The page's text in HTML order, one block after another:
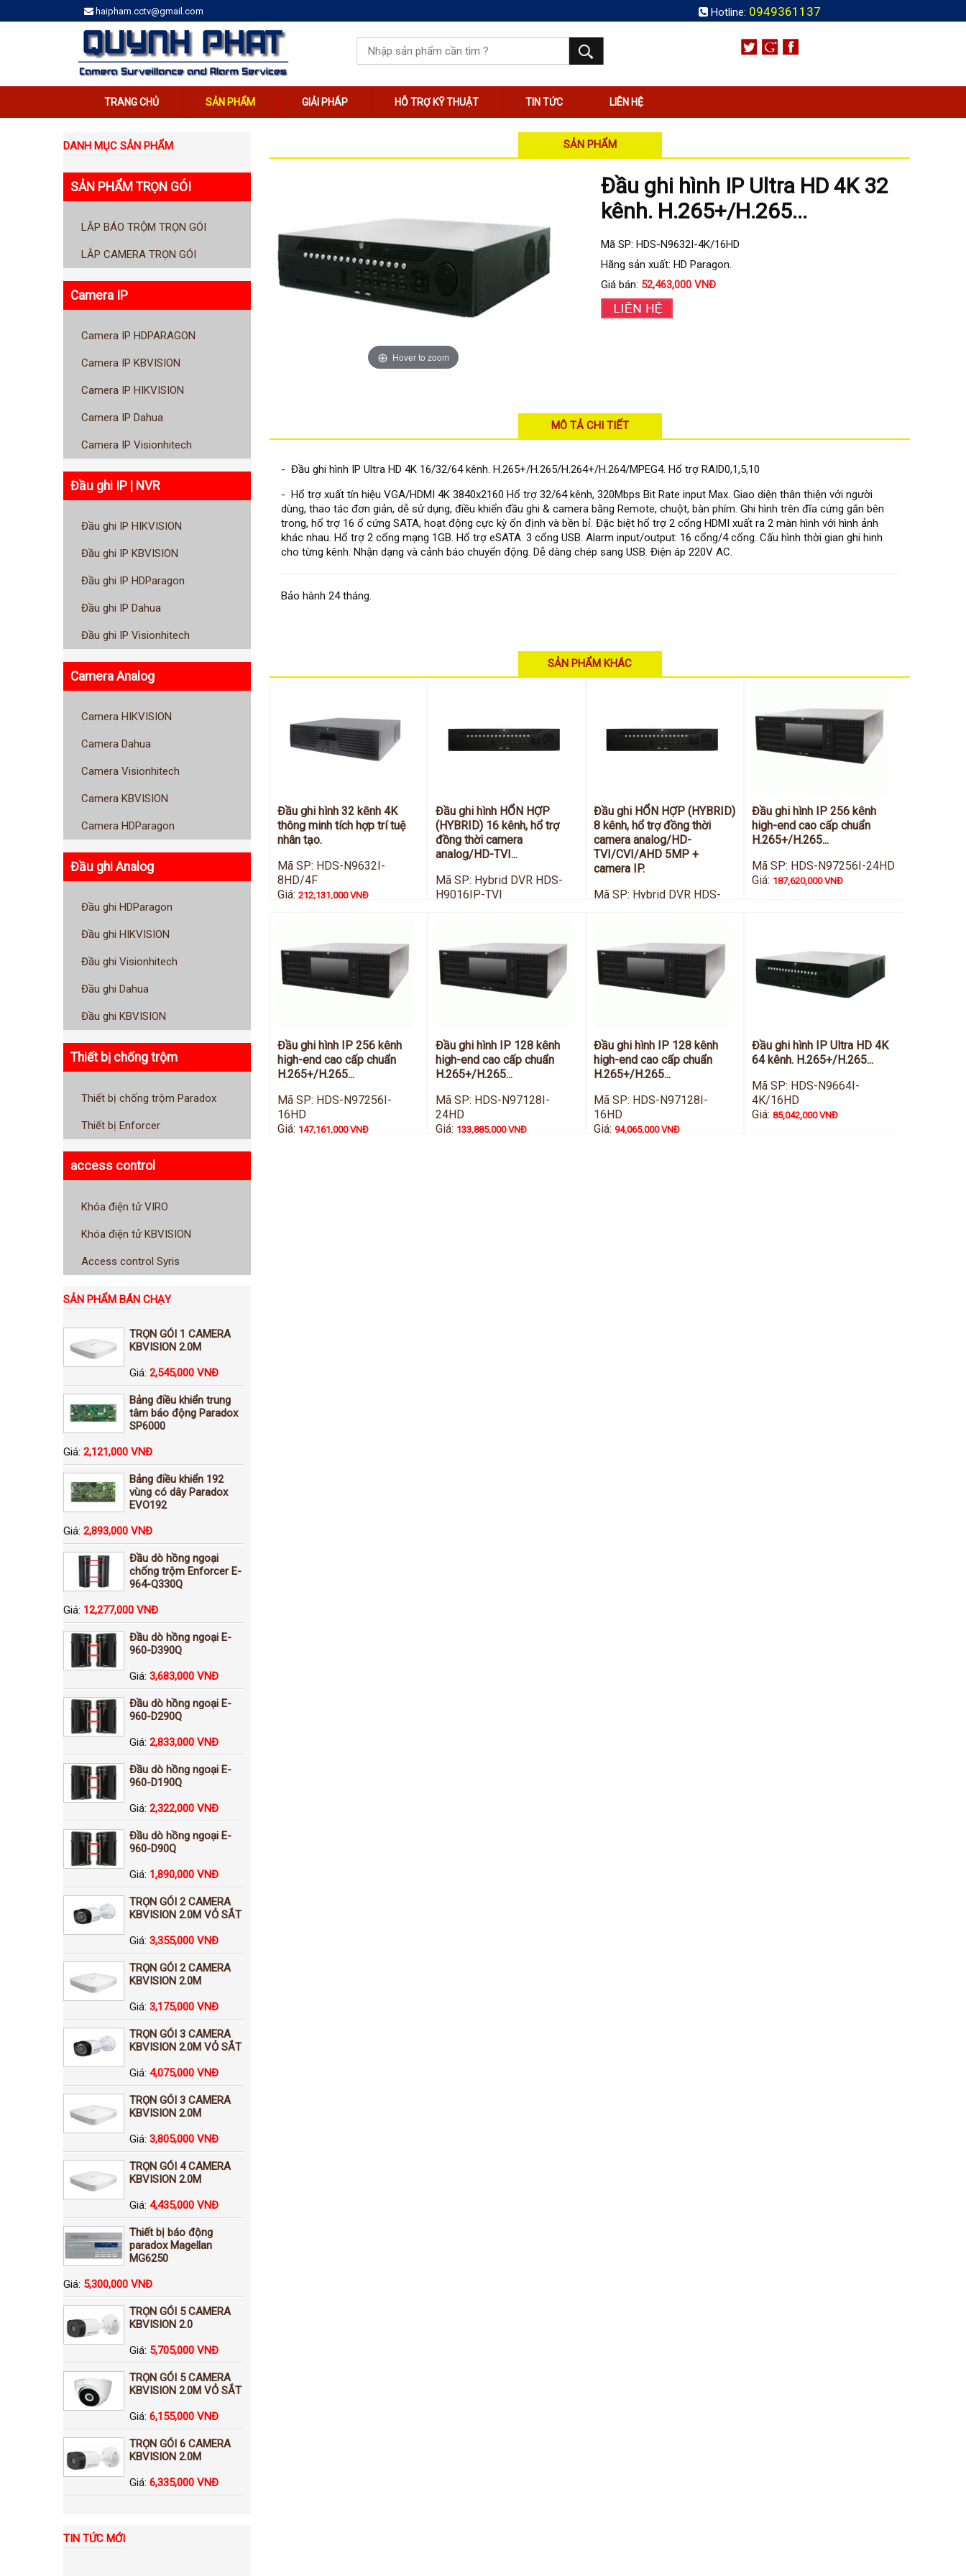
haipham.cctv@gmail.com Hotline: 0949361137
TRANG CHỦ SẢN PHẨM GIẢI PHÁP HỖ TRỢ KỸ THUẬT TIN TỨC LIÊN HỆ
DANH MỤC SẢN PHẨM
SẢN PHẨM TRỌN GÓI
LẮP BÁO TRỘM TRỌN GÓI
LẮP CAMERA TRỌN GÓI
Camera IP
Camera IP HDPARAGON
Camera IP KBVISION
Camera IP HIKVISION
Camera IP Dahua
Camera IP Visionhitech
Đầu ghi IP | NVR
Đầu ghi IP HIKVISION
Đầu ghi IP KBVISION
Đầu ghi IP HDParagon
Đầu ghi IP Dahua
Đầu ghi IP Visionhitech
Camera Analog
Camera HIKVISION
Camera Dahua
Camera Visionhitech
Camera KBVISION
Camera HDParagon
Đầu ghi Analog
Đầu ghi HDParagon
Đầu ghi HIKVISION
Đầu ghi Visionhitech
Đầu ghi Dahua
Đầu ghi KBVISION
Thiết bị chống trộm
Thiết bị chống trộm Paradox
Thiết bị Enforcer
access control
Khóa điện tử VIRO
Khóa điện tử KBVISION
Access control Syris
SẢN PHẨM BÁN CHẠY
TRỌN GÓI 1 CAMERA
KBVISION 2.0M
Giá: 2,545,000 VNĐ
Bảng điều khiển trung
tâm báo động Paradox
SP6000
Giá: 2,121,000 VNĐ
Bảng điều khiển 192
vùng có dây Paradox
EVO192
Giá: 2,893,000 VNĐ
Đầu dò hồng ngoại
chống trộm Enforcer E-
964-Q330Q
Giá: 12,277,000 VNĐ
Đầu dò hồng ngoại E-
960-D390Q
Giá: 3,683,000 VNĐ
Đầu dò hồng ngoại E-
960-D290Q
Giá: 2,833,000 VNĐ
Đầu dò hồng ngoại E-
960-D190Q
Giá: 2,322,000 VNĐ
Đầu dò hồng ngoại E-
960-D90Q
Giá: 1,890,000 VNĐ
TRỌN GÓI 2 CAMERA
KBVISION 2.0M VỎ SẮT
Giá: 3,355,000 VNĐ
TRỌN GÓI 2 CAMERA
KBVISION 2.0M
Giá: 3,175,000 VNĐ
TRỌN GÓI 3 CAMERA
KBVISION 2.0M VỎ SẮT
Giá: 4,075,000 VNĐ
TRỌN GÓI 3 CAMERA
KBVISION 2.0M
Giá: 3,805,000 VNĐ
TRỌN GÓI 4 CAMERA
KBVISION 2.0M
Giá: 4,435,000 VNĐ
Thiết bị báo động
paradox Magellan
MG6250
Giá: 5,300,000 VNĐ
TRỌN GÓI 5 CAMERA
KBVISION 2.0
Giá: 5,705,000 VNĐ
TRỌN GÓI 5 CAMERA
KBVISION 2.0M VỎ SẮT
Giá: 6,155,000 VNĐ
TRỌN GÓI 6 CAMERA
KBVISION 2.0M
Giá: 6,335,000 VNĐ
TIN TỨC MỚI
SẢN PHẨM
Hover to zoom
Đầu ghi hình IP Ultra HD 4K 32
kênh. H.265+/H.265...
Mã SP: HDS-N9632I-4K/16HD
Hãng sản xuất: HD Paragon.
Giá bán: 52,463,000 VNĐ
MÔ TẢ CHI TIẾT
- Đầu ghi hình IP Ultra HD 4K 16/32/64 kênh. H.265+/H.265/H.264+/H.264/MPEG4. Hổ trợ RAID0,1,5,10
- Hổ trợ xuất tín hiệu VGA/HDMI 4K 3840x2160 Hổ trợ 32/64 kênh, 320Mbps Bit Rate input Max. Giao diện thân thiện với người
dùng, thao tác đơn giản, dễ sử dụng, điều khiển đầu ghi & camera bằng Remote, chuột, bàn phím. Ghi hình trên đĩa cứng gắn bên
trong, hổ trợ 16 ổ cứng SATA, hoạt động cực kỳ ổn định và bền bỉ. Đặc biệt hổ trợ 2 cổng HDMI xuất ra 2 màn hình với hình ảnh
khác nhau. Hổ trợ 2 cổng mạng 1GB. Hổ trợ eSATA. 3 cổng USB. Alarm input/output: 16 cổng/4 cổng. Cấu hình thời gian ghi hinh
cho từng kênh. Nhận dạng và cảnh báo chuyển động. Dễ dàng chép sang USB. Điện áp 220V AC.
Bảo hành 24 tháng.
SẢN PHẨM KHÁC
Đầu ghi hình 32 kênh 4K
thông minh tích hợp trí tuệ
nhân tạo.
Mã SP: HDS-N9632I-
8HD/4F
Giá: 212,131,000 VNĐ
Đầu ghi hình HỔN HỢP
(HYBRID) 16 kênh, hổ trợ
đồng thời camera
analog/HD-TVI...
Mã SP: Hybrid DVR HDS-
H9016IP-TVI
Đầu ghi HỔN HỢP (HYBRID)
8 kênh, hổ trợ đồng thời
camera analog/HD-
TVI/CVI/AHD 5MP +
camera IP.
Mã SP: Hybrid DVR HDS-
Đầu ghi hình IP 256 kênh
high-end cao cấp chuẩn
H.265+/H.265...
Mã SP: HDS-N97256I-24HD
Giá: 187,620,000 VNĐ
Đầu ghi hình IP 256 kênh
high-end cao cấp chuẩn
H.265+/H.265...
Mã SP: HDS-N97256I-
16HD
Giá: 147,161,000 VNĐ
Đầu ghi hình IP 128 kênh
high-end cao cấp chuẩn
H.265+/H.265...
Mã SP: HDS-N97128I-
24HD
Giá: 133,885,000 VNĐ
Đầu ghi hình IP 128 kênh
high-end cao cấp chuẩn
H.265+/H.265...
Mã SP: HDS-N97128I-
16HD
Giá:94,065,000 VNĐ
Đầu ghi hình IP Ultra HD 4K
64 kênh. H.265+/H.265...
Mã SP: HDS-N9664I-
4K/16HD
Giá:85,042,000 VNĐ